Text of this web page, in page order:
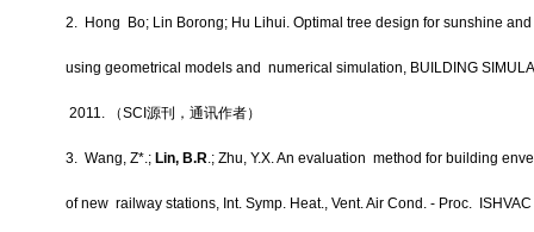
2. Hong Bo; Lin Borong; Hu Lihui. Optimal tree design for sunshine
using geometrical models and numerical simulation, BUILDING
2011. （SCI 源刊，通讯作者）
3. Wang, Z*.; Lin, B.R.; Zhu, Y.X. An evaluation method for building
of new railway stations, Int. Symp. Heat., Vent. Air Cond. - Proc.